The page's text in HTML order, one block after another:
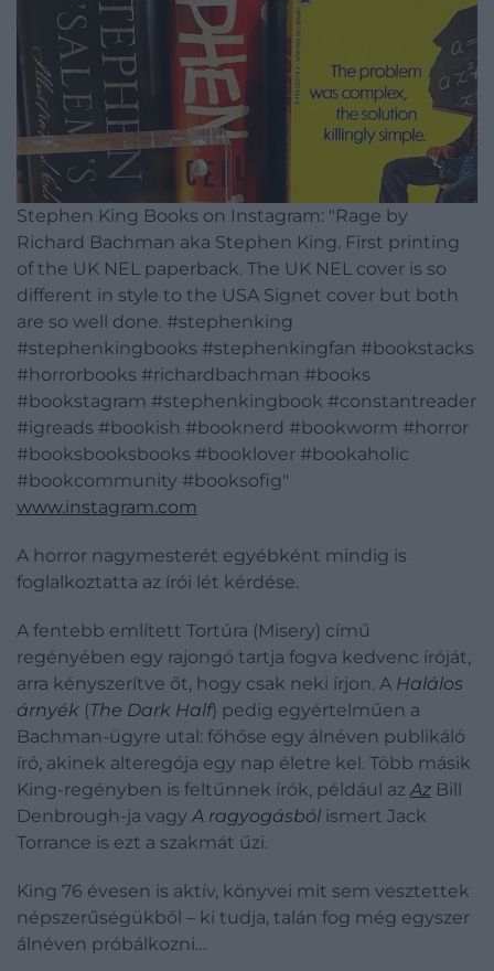
Stephen King Books on Instagram: "Rage by
Richard Bachman aka Stephen King. First printing
of the UK NEL paperback. The UK NEL cover is so
different in style to the USA Signet cover but both
are so well done. #stephenking
#stephenkingbooks #stephenkingfan #bookstacks
#horrorbooks #richardbachman #books
#bookstagram #stephenkingbook #constantreader
#igreads #bookish #booknerd #bookworm #horror
#booksbooksbooks #booklover #bookaholic
#bookcommunity #booksofig"
www.instagram.com
A horror nagymesterét egyébként mindig is
foglalkoztatta az írói lét kérdése.
A fentebb említett Tortúra (Misery) című
regényében egy rajongó tartja fogva kedvenc íróját,
arra kényszerítve őt, hogy csak neki írjon. A Halálos
árnyék (The Dark Half) pedig egyértelműen a
Bachman-ügyre utal: főhőse egy álnéven publikáló
író, akinek alteregója egy nap életre kel. Több másik
King-regényben is feltűnnek írók, például azAz Bill
Denbrough-ja vagyA ragyogásból ismert Jack
Torrance is ezt a szakmát űzi.
King 76 évesen is aktív, könyvei mit sem vesztettek
népszerűségükből – ki tudja, talán fog még egyszer
álnéven próbálkozni…